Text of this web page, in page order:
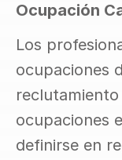
Ocupación
Los
ocupaciones
ocupaciones
definirse en